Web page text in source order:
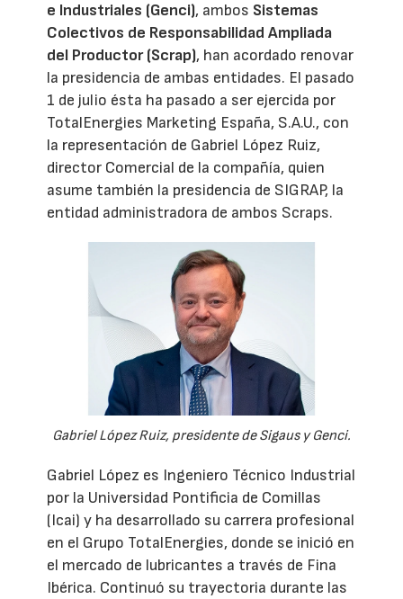
e Industriales (Genci), ambos Sistemas
Colectivos de Responsabilidad Ampliada
del Productor (Scrap), han acordado renovar
la presidencia de ambas entidades. El pasado
1 de julio ésta ha pasado a ser ejercida por
TotalEnergies Marketing España, S.A.U., con
la representación de Gabriel López Ruiz,
director Comercial de la compañía, quien
asume también la presidencia de SIGRAP, la
entidad administradora de ambos Scraps.
Gabriel López Ruiz, presidente de Sigaus y Genci.
Gabriel López es Ingeniero Técnico Industrial
por la Universidad Pontificia de Comillas
(Icai) y ha desarrollado su carrera profesional
en el Grupo TotalEnergies, donde se inició en
el mercado de lubricantes a través de Fina
Ibérica. Continuó su trayectoria durante las